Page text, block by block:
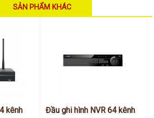
SẢN PHẨM KHÁC
kênh
Đầu ghi hình NVR 64 kênh